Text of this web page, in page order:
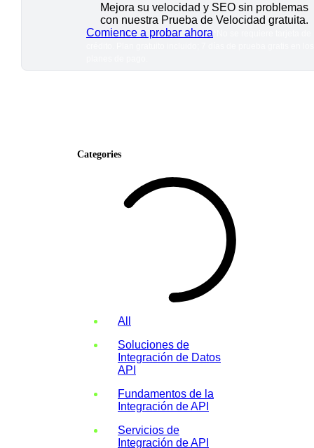
Mejora su velocidad y SEO sin problemas
con nuestra Prueba de Velocidad gratuita.
Comience a probar ahora
Categories
All
Soluciones de
Integración de Datos
API
Fundamentos de la
Integración de API
Servicios de
Integración de API